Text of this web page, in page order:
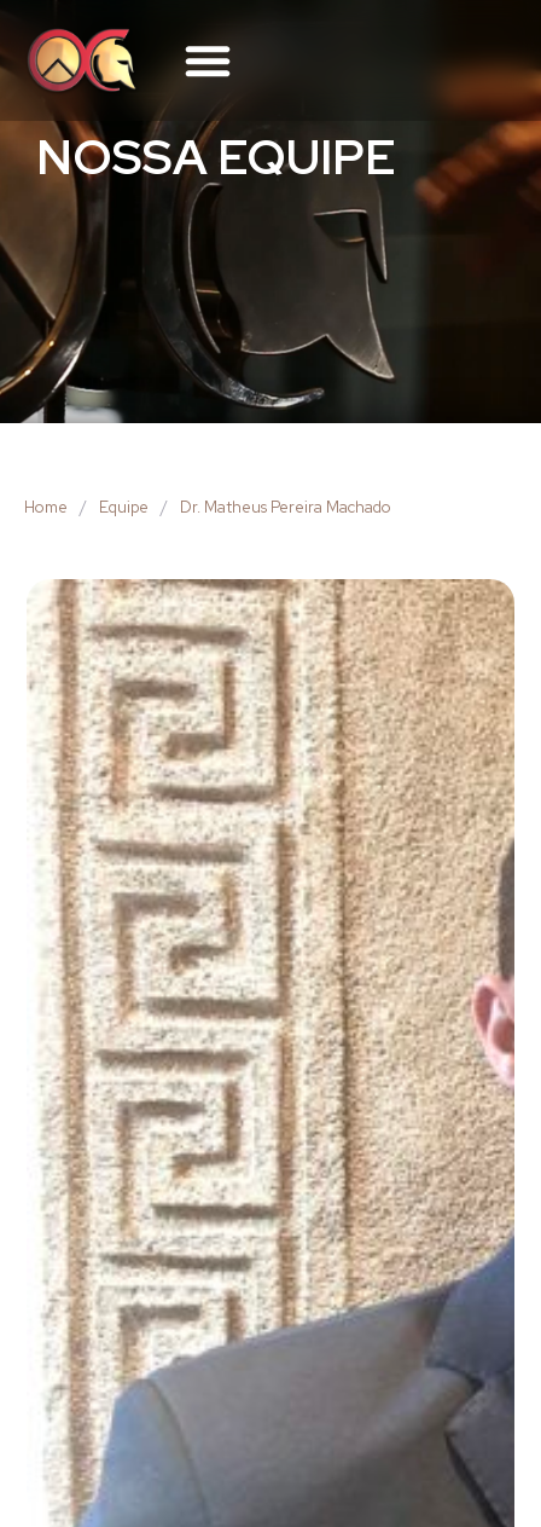
NOSSA EQUIPE
Home / Equipe / Dr. Matheus Pereira Machado